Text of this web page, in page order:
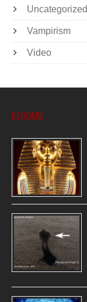
Uncategorized
Vampirism
Video
ENIGME